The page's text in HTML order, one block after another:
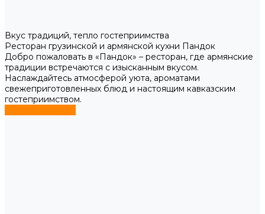
Вкус традиций, тепло гостеприимства
Ресторан грузинской и армянской кухни Пандок
Добро пожаловать в «Пандок» – ресторан, где армянские
традиции встречаются с изысканным вкусом.
Наслаждайтесь атмосферой уюта, ароматами
свежеприготовленных блюд и настоящим кавказским
гостеприимством.